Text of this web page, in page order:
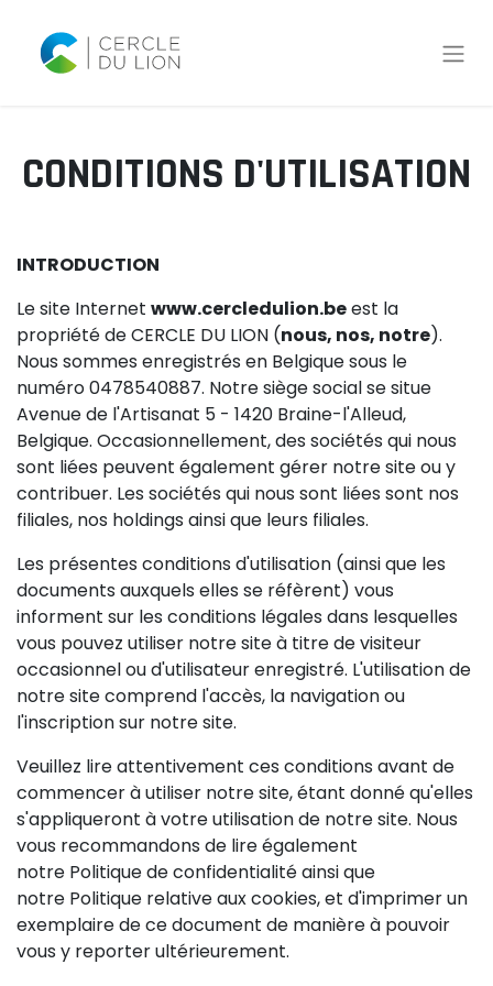
CONDITIONS D'UTILISATION
INTRODUCTION
Le site Internet www.cercledulion.beest la
propriété de CERCLE DU LION (nous, nos, notre).
Nous sommes enregistrés en Belgique sous le
numéro 0478540887. Notre siège social se situe
Avenue de l'Artisanat 5 - 1420 Braine-l'Alleud,
Belgique. Occasionnellement, des sociétés qui nous
sont liées peuvent également gérer notre site ou y
contribuer. Les sociétés qui nous sont liées sont nos
filiales, nos holdings ainsi que leurs filiales.
Les présentes conditions d'utilisation (ainsi que les
documents auxquels elles se réfèrent) vous
informent sur les conditions légales dans lesquelles
vous pouvez utiliser notre site à titre de visiteur
occasionnel ou d'utilisateur enregistré. L'utilisation de
notre site comprend l'accès, la navigation ou
l'inscription sur notre site.
Veuillez lire attentivement ces conditions avant de
commencer à utiliser notre site, étant donné qu'elles
s'appliqueront à votre utilisation de notre site. Nous
vous recommandons de lire également
notre Politique de confidentialitéainsi que
notre Politique relative aux cookies, et d'imprimer un
exemplaire de ce document de manière à pouvoir
vous y reporter ultérieurement.